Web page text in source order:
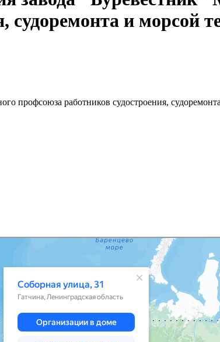
судоремонта и морсой
профсоюза работников судостроения,